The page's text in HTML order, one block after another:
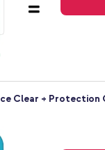
Clear + Protection